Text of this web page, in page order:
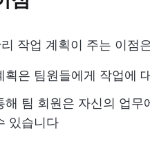
작업 계획이 주는 이점
획은 팀원들에게 작업에
해 팀 회원은 자신의 업
있습니다